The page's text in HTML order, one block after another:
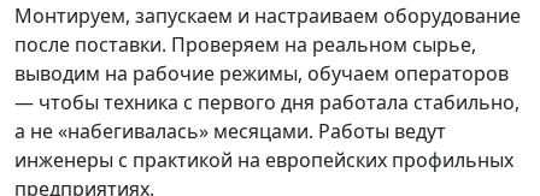
Монтируем, запускаем и настраиваем оборудование
после поставки. Проверяем на реальном сырье,
выводим на рабочие режимы, обучаем операторов
— чтобы техника с первого дня работала стабильно,
а не «набегивалась» месяцами. Работы ведут
инженеры с практикой на европейских профильных
предприятиях.